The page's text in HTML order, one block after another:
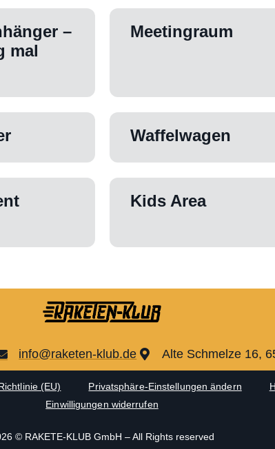
–
mal
Meetingraum
Waffelwagen
Kids Area
info@raketen-klub.de Alte Schmelze 16,
(EU) Privatsphäre-Einstellungen ändern
Einwilligungen widerrufen
© RAKETE-KLUB GmbH – All Rights reserved